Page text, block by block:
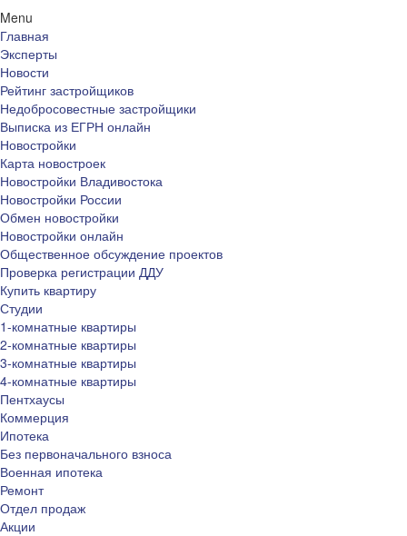
Menu
Главная
Эксперты
Новости
Рейтинг застройщиков
Недобросовестные застройщики
Выписка из ЕГРН онлайн
Новостройки
Карта новостроек
Новостройки Владивостока
Новостройки России
Обмен новостройки
Новостройки онлайн
Общественное обсуждение проектов
Проверка регистрации ДДУ
Купить квартиру
Студии
1-комнатные квартиры
2-комнатные квартиры
3-комнатные квартиры
4-комнатные квартиры
Пентхаусы
Коммерция
Ипотека
Без первоначального взноса
Военная ипотека
Ремонт
Отдел продаж
Акции